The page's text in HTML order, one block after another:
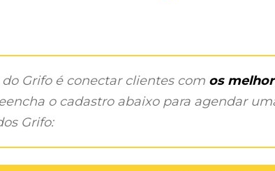
Grifo é conectar clientes com os
o cadastro abaixo para agendar
Grifo: